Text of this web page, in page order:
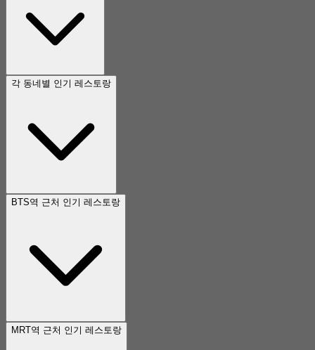
각 동네별 인기 레스토랑
BTS역 근처 인기 레스토랑
MRT역 근처 인기 레스토랑